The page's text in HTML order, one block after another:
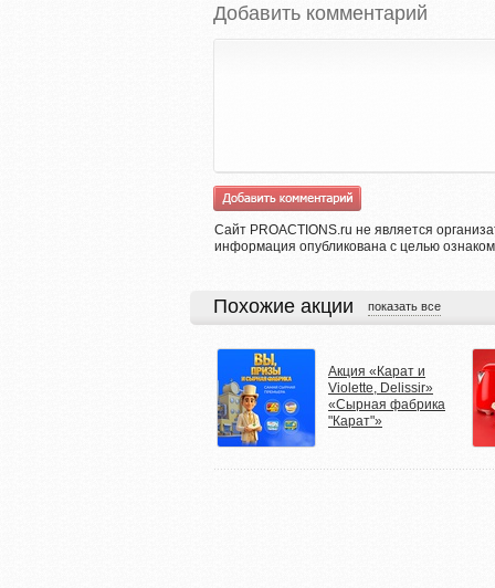
Добавить комментарий
Сайт PROACTIONS.ru не является
информация опубликована с целью
Похожие акции показать все
Акция «Карат и
Violette, Delissir»
«Сырная фабрика
"Карат"»